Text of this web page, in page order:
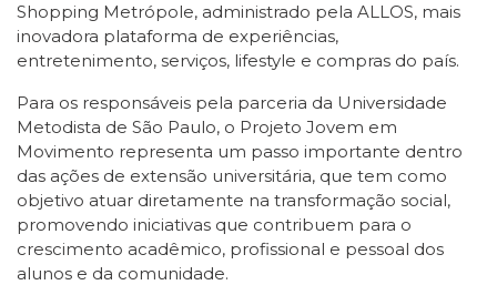
Shopping Metrópole, administrado pela ALLOS, mais
inovadora plataforma de experiências,
entretenimento, serviços, lifestyle e compras do país.
Para os responsáveis pela parceria da Universidade
Metodista de São Paulo, o Projeto Jovem em
Movimento representa um passo importante dentro
das ações de extensão universitária, que tem como
objetivo atuar diretamente na transformação social,
promovendo iniciativas que contribuem para o
crescimento acadêmico, profissional e pessoal dos
alunos e da comunidade.